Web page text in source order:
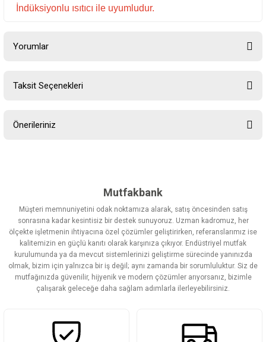
İndüksiyonlu ısıtıcı ile uyumludur.
Yorumlar
Taksit Seçenekleri
Önerileriniz
Görüş ve önerileriniz için teşekkür ederiz.
Ürün resmi kalitesiz, bozuk veya görüntülenemiyor.
Ürün açıklamasında eksik bilgiler bulunuyor.
Ürün bilgilerinde hatalar bulunuyor.
Ürün fiyatı diğer sitelerden daha pahalı.
Bu ürüne benzer farklı alternatifler olmalı.
Mutfakbank
Müşteri memnuniyetini odak noktamıza alarak, satış öncesinden satış
sonrasına kadar kesintisiz bir destek sunuyoruz. Uzman kadromuz, her
ölçekte işletmenin ihtiyacına özel çözümler geliştirirken, referanslarımız ise
kalitemizin en güçlü kanıtı olarak karşınıza çıkıyor. Endüstriyel mutfak
kurulumunda ya da mevcut sistemlerinizi geliştirme sürecinde yanınızda
olmak, bizim için yalnızca bir iş değil; aynı zamanda bir sorumluluktur. Siz de
mutfağınızda güvenilir, hijyenik ve modern çözümler arıyorsanız, bizimle
çalışarak geleceğe daha sağlam adımlarla ilerleyebilirsiniz.